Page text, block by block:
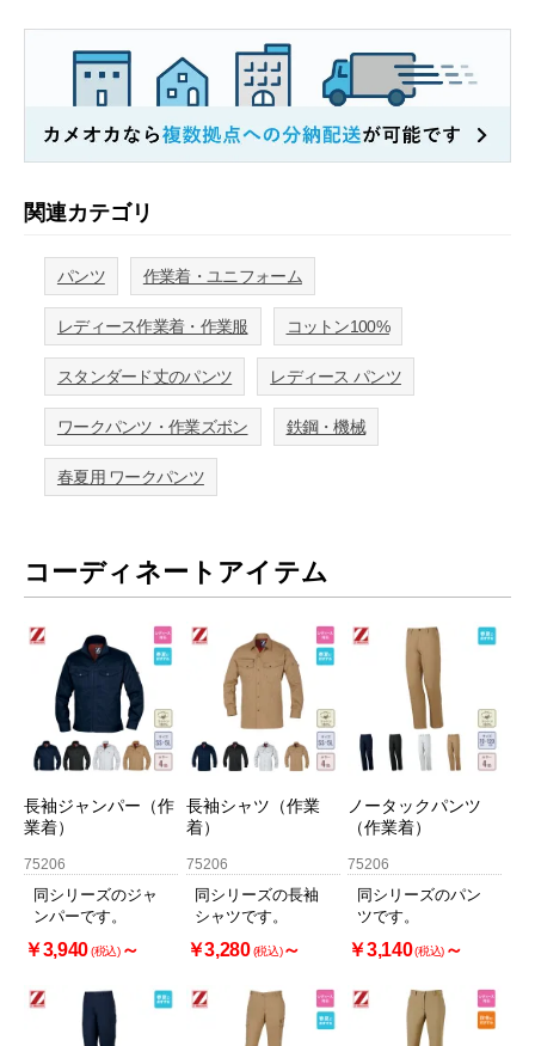
関連カテゴリ
パンツ 作業着・ユニフォーム
レディース作業着・作業服 コットン100%
スタンダード丈のパンツ レディース パンツ
ワークパンツ・作業ズボン 鉄鋼・機械
春夏用 ワークパンツ
コーディネートアイテム
長袖ジャンパー（作
業着）
75206
同シリーズのジャ
ンパーです。
￥3,940(税込)～
長袖シャツ（作業
着）
75206
同シリーズの長袖
シャツです。
￥3,280 (税込)～
ノータックパンツ
（作業着）
75206
同シリーズのパン
ツです。
￥3,140(税込) ～